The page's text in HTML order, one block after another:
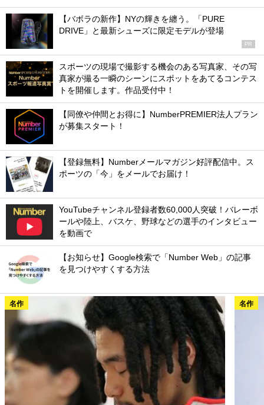
【バボラの新作】NYの輝きを纏う。「PURE
DRIVE」と最新シューズに限定モデルが登場
PR
スポーツの現場で撮影する機会のある写真家、その写
真家が撮る一瞬のシーンにスポットをあてるコンテス
トを開催します。作品受付中！
【同僚や仲間とお得に】NumberPREMIER法人プラン
が募集スタート！
【登録無料】Numberメールマガジン好評配信中。ス
ポーツの「今」をメールでお届け！
YouTubeチャンネル登録者数60,000人突破！バレーボ
ールや陸上、バスケ、野球などの選手のインタビュー
を動画で
【お知らせ】Google検索で「Number Web」の記事
を見つけやすくする方法
名作 名作